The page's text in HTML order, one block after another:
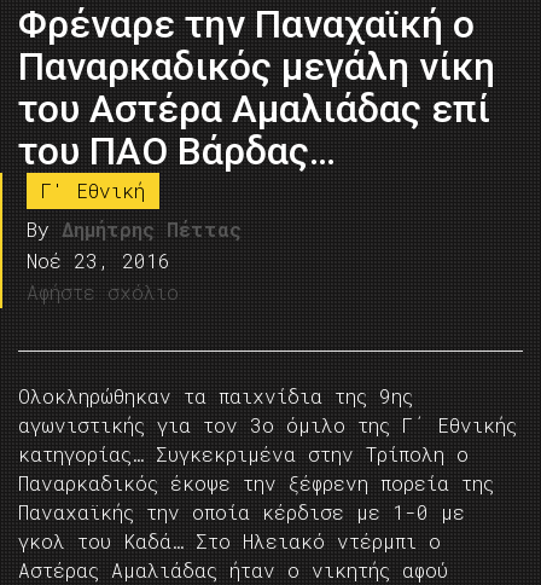
Φρέναρε την Παναχαϊκή ο
Παναρκαδικός μεγάλη νίκη
του Αστέρα Αμαλιάδας επί
του ΠΑΟ Βάρδας…
Γ' Εθνική
By Δημήτρης Πέττας
Νοέ 23, 2016
Αφήστε σχόλιο
Ολοκληρώθηκαν τα παιχνίδια της 9ης
αγωνιστικής για τον 3ο όμιλο της Γ΄ Εθνικής
κατηγορίας… Συγκεκριμένα στην Τρίπολη ο
Παναρκαδικός έκοψε την ξέφρενη πορεία της
Παναχαϊκής την οποία κέρδισε με 1-0 με
γκολ του Καδά… Στο Ηλειακό ντέρμπι ο
Αστέρας Αμαλιάδας ήταν ο νικητής αφού